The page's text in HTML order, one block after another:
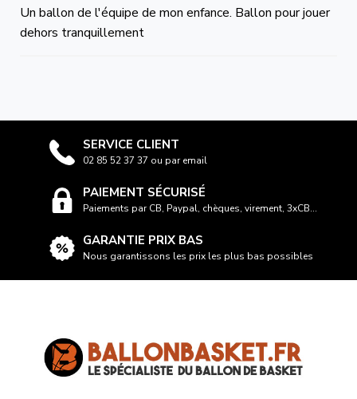
Un ballon de l'équipe de mon enfance. Ballon pour jouer
dehors tranquillement
SERVICE CLIENT
02 85 52 37 37 ou par email
PAIEMENT SÉCURISÉ
Paiements par CB, Paypal, chèques, virement, 3xCB...
GARANTIE PRIX BAS
Nous garantissons les prix les plus bas possibles